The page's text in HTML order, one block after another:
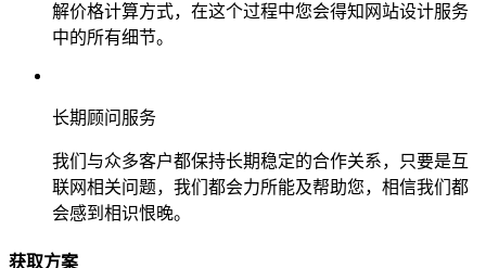
解价格计算方式，在这个过程中您会得知网站设计服务
中的所有细节。
长期顾问服务
我们与众多客户都保持长期稳定的合作关系，只要是互
联网相关问题，我们都会力所能及帮助您，相信我们都
会感到相识恨晚。
获取方案